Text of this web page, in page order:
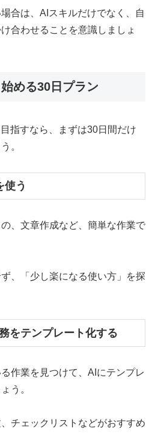
合は、AIスキルだけでなく、自
合わせることを意識しましょ
める30日プラン
指すなら、まずは30日間だけ
。
使う
、文章作成など、簡単な作業で
、「少し楽になる使い方」を探
をテンプレート化する
作業を見つけて、AIにテンプレ
う。
チェックリストなどがおすすめ